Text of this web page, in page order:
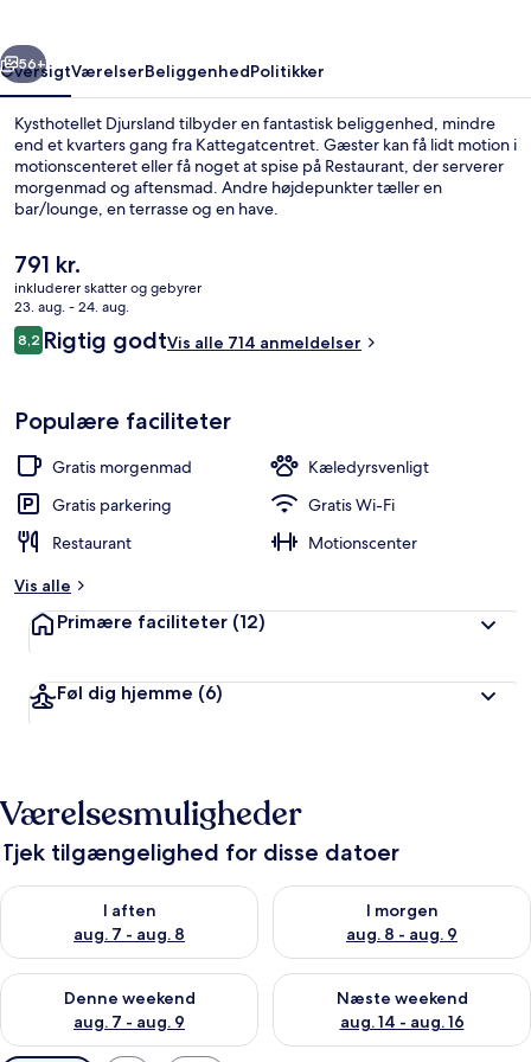
Næste
56+
OversigtVærelserBeliggenhedPolitikker
Kysthotellet Djursland tilbyder en fantastisk beliggenhed, mindre
end et kvarters gang fra Kattegatcentret. Gæster kan få lidt motion i
motionscenteret eller få noget at spise på Restaurant, der serverer
morgenmad og aftensmad. Andre højdepunkter tæller en
bar/lounge, en terrasse og en have.
Den
nuværende
pris
er
791 kr.
791 kr.
inkluderer skatter og gebyrer
23. aug. - 24. aug.
Anmeldelser
8,28,2 ud af 10.
Rigtig godtVis alle 714 anmeldelser
Populære faciliteter
Gratis morgenmad
Kæledyrsvenligt
Gratis parkering
Gratis Wi-Fi
Restaurant
Motionscenter
Vis alle
Primære faciliteter (12)
Føl dig hjemme (6)
Værelsesmuligheder
Tjek tilgængelighed for disse datoer
I aften
aug. 7 - aug. 8
Tjek tilgængelighed for i aften aug. 7 - aug. 8
I morgen
aug. 8 - aug. 9
Tjek tilgængelighed for i
Denne weekend
aug. 7 - aug. 9
Tjek tilgængelighed for denne weekend aug. 7 - aug. 9
Næste weekend
aug. 14 - aug. 16
Tjek tilgængelighed for næste